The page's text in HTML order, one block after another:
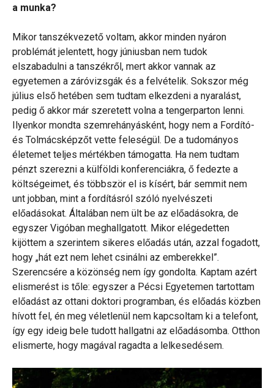
a munka?
Mikor tanszékvezető voltam, akkor minden nyáron
problémát jelentett, hogy júniusban nem tudok
elszabadulni a tanszékről, mert akkor vannak az
egyetemen a záróvizsgák és a felvételik. Sokszor még
július első hetében sem tudtam elkezdeni a nyaralást,
pedig ő akkor már szeretett volna a tengerparton lenni.
Ilyenkor mondta szemrehányásként, hogy nem a Fordító-
és Tolmácsképzőt vette feleségül. De a tudományos
életemet teljes mértékben támogatta. Ha nem tudtam
pénzt szerezni a külföldi konferenciákra, ő fedezte a
költségeimet, és többször el is kísért, bár semmit nem
unt jobban, mint a fordításról szóló nyelvészeti
előadásokat. Általában nem ült be az előadásokra, de
egyszer Vigóban meghallgatott. Mikor elégedetten
kijöttem a szerintem sikeres előadás után, azzal fogadott,
hogy „hát ezt nem lehet csinálni az emberekkel”.
Szerencsére a közönség nem így gondolta. Kaptam azért
elismerést is tőle: egyszer a Pécsi Egyetemen tartottam
előadást az ottani doktori programban, és előadás közben
hívott fel, én meg véletlenül nem kapcsoltam ki a telefont,
így egy ideig bele tudott hallgatni az előadásomba. Otthon
elismerte, hogy magával ragadta a lelkesedésem.